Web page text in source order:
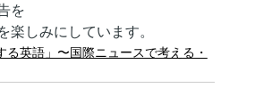
を
楽しみにしています。
る英語」〜国際ニュースで考える・